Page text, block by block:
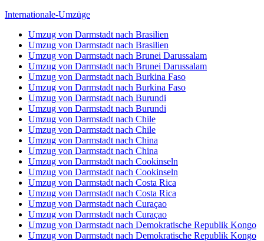
Internationale-Umzüge
Umzug von Darmstadt nach Brasilien
Umzug von Darmstadt nach Brasilien
Umzug von Darmstadt nach Brunei Darussalam
Umzug von Darmstadt nach Brunei Darussalam
Umzug von Darmstadt nach Burkina Faso
Umzug von Darmstadt nach Burkina Faso
Umzug von Darmstadt nach Burundi
Umzug von Darmstadt nach Burundi
Umzug von Darmstadt nach Chile
Umzug von Darmstadt nach Chile
Umzug von Darmstadt nach China
Umzug von Darmstadt nach China
Umzug von Darmstadt nach Cookinseln
Umzug von Darmstadt nach Cookinseln
Umzug von Darmstadt nach Costa Rica
Umzug von Darmstadt nach Costa Rica
Umzug von Darmstadt nach Curaçao
Umzug von Darmstadt nach Curaçao
Umzug von Darmstadt nach Demokratische Republik Kongo
Umzug von Darmstadt nach Demokratische Republik Kongo